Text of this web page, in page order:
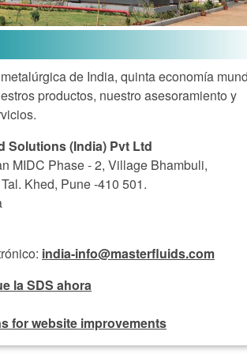
de India, quinta economía
productos, nuestro asesoramiento y
Solutions (India) Pvt Ltd
MIDC Phase - 2, Village Bhambuli,
Khed, Pune -410 501.
india-info@masterfluids.com
la SDS ahora
for website improvements